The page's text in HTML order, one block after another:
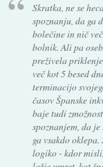
Skratka, ne se
spoznanju, da ga
bolečine in nič
bolnik. Ali pa
preživela
več kot 5 besed
terminacijo
časov Španske
baje tudi
spoznanjem, da
ga vsakdo
logiko - kdor